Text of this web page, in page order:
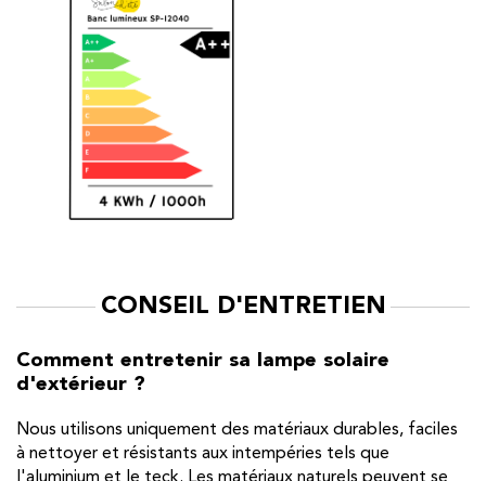
CONSEIL D'ENTRETIEN
Comment entretenir sa lampe solaire
d'extérieur ?
Nous utilisons uniquement des matériaux durables, faciles
à nettoyer et résistants aux intempéries tels que
l'aluminium et le teck. Les matériaux naturels peuvent se